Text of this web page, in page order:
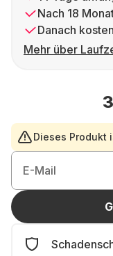
Nach 18
Danach
Mehr über
Dieses Produkt
E-Mail